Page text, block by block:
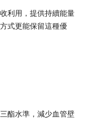
利用，提供持續能量
式更能保留這種優
酯水準，減少血管壁